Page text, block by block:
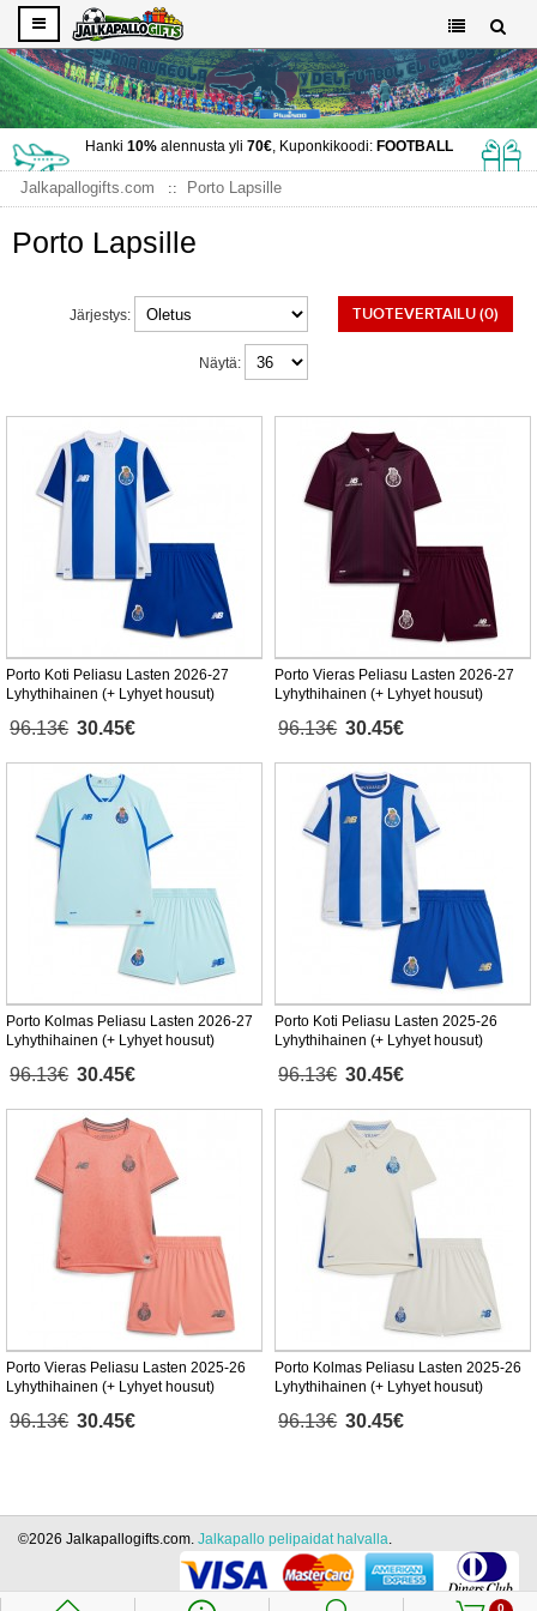
Hanki 10%alennusta yli 70€, Kuponkikoodi: FOOTBALL
Jalkapallogifts.com Porto Lapsille
Porto Lapsille
TUOTEVERTAILU (0)
Järjestys:
Näytä:
Porto Koti Peliasu Lasten 2026-27
Lyhythihainen (+ Lyhyet housut)
96.13€ 30.45€
Porto Vieras Peliasu Lasten 2026-27
Lyhythihainen (+ Lyhyet housut)
96.13€ 30.45€
Porto Kolmas Peliasu Lasten 2026-27
Lyhythihainen (+ Lyhyet housut)
96.13€ 30.45€
Porto Koti Peliasu Lasten 2025-26
Lyhythihainen (+ Lyhyet housut)
96.13€ 30.45€
Porto Vieras Peliasu Lasten 2025-26
Lyhythihainen (+ Lyhyet housut)
96.13€ 30.45€
Porto Kolmas Peliasu Lasten 2025-26
Lyhythihainen (+ Lyhyet housut)
96.13€ 30.45€
0
©2026 Jalkapallogifts.com. Jalkapallo pelipaidat halvalla.